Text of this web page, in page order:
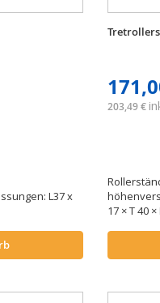
L37 x
203,49 €
17 × T 40